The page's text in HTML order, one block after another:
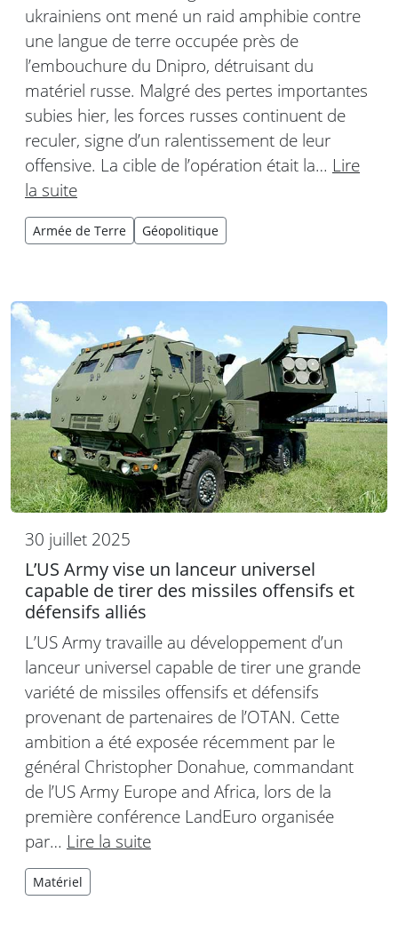
ukrainiens ont mené un raid amphibie contre
une langue de terre occupée près de
l’embouchure du Dnipro, détruisant du
matériel russe. Malgré des pertes importantes
subies hier, les forces russes continuent de
reculer, signe d’un ralentissement de leur
offensive. La cible de l’opération était la… Lire
la suite
Armée de Terre Géopolitique
30 juillet 2025
L’US Army vise un lanceur universel
capable de tirer des missiles offensifs et
défensifs alliés
L’US Army travaille au développement d’un
lanceur universel capable de tirer une grande
variété de missiles offensifs et défensifs
provenant de partenaires de l’OTAN. Cette
ambition a été exposée récemment par le
général Christopher Donahue, commandant
de l’US Army Europe and Africa, lors de la
première conférence LandEuro organisée
par… Lire la suite
Matériel